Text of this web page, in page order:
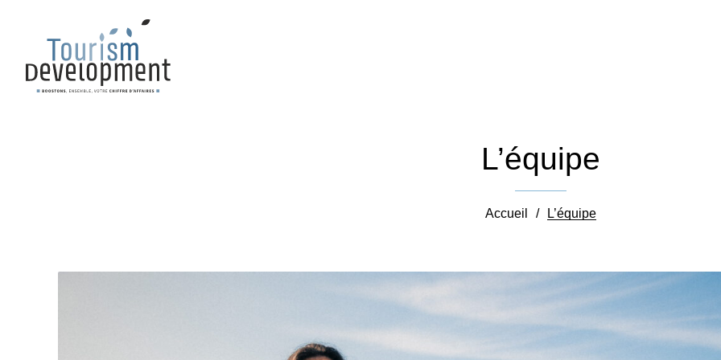
L’équipe
Accueil / L’équipe